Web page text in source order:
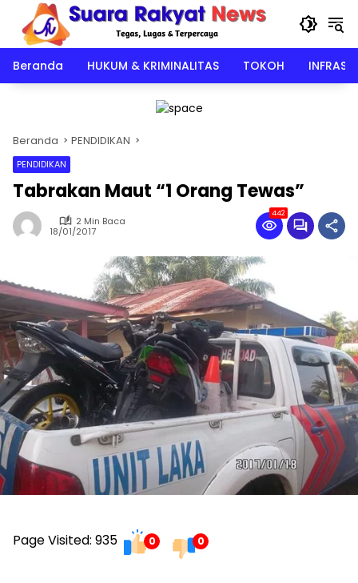
Langsung
konten
Beranda
HUKUM & KRIMINALITAS TOKOH
Beranda PENDIDIKAN
PENDIDIKAN
Tabrakan Maut “1 Orang Tewas”
2 Min Baca
18/01/2017
442
Page Visited: 935 0 0